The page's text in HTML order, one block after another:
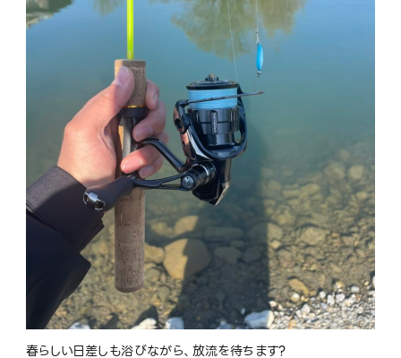
春らしい日差しも浴びながら、放流を待ちます?